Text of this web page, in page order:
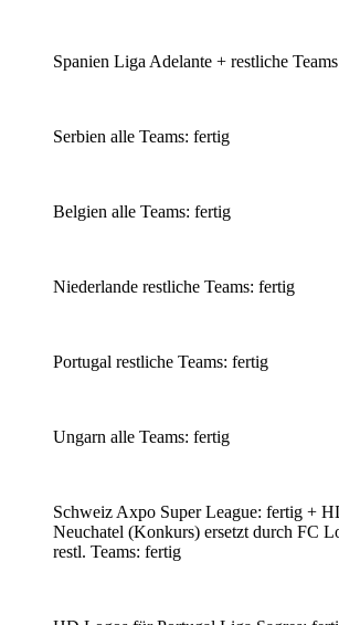
Spanien Liga Adelante + restliche
Serbien alle Teams: fertig
Belgien alle Teams: fertig
Niederlande restliche Teams: fertig
Portugal restliche Teams: fertig
Ungarn alle Teams: fertig
Schweiz Axpo Super League: fertig +
Neuchatel (Konkurs) ersetzt durch FC
restl. Teams: fertig